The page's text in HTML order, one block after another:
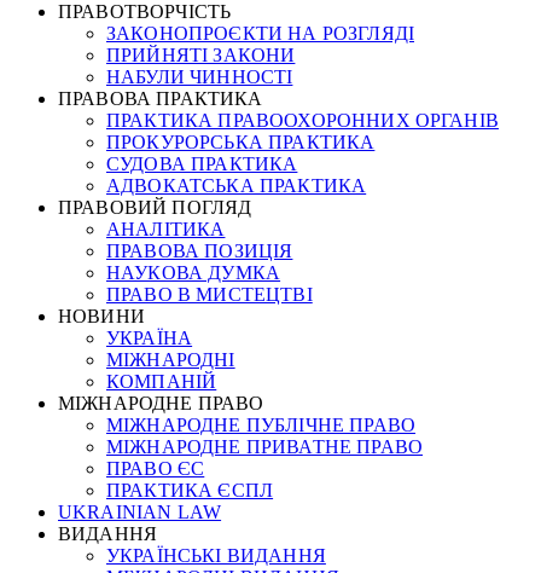
ПРАВОТВОРЧІСТЬ
ЗАКОНОПРОЄКТИ НА РОЗГЛЯДІ
ПРИЙНЯТІ ЗАКОНИ
НАБУЛИ ЧИННОСТІ
ПРАВОВА ПРАКТИКА
ПРАКТИКА ПРАВООХОРОННИХ ОРГАНІВ
ПРОКУРОРСЬКА ПРАКТИКА
СУДОВА ПРАКТИКА
АДВОКАТСЬКА ПРАКТИКА
ПРАВОВИЙ ПОГЛЯД
АНАЛІТИКА
ПРАВОВА ПОЗИЦІЯ
НАУКОВА ДУМКА
ПРАВО В МИСТЕЦТВІ
НОВИНИ
УКРАЇНА
МІЖНАРОДНІ
КОМПАНІЙ
МІЖНАРОДНЕ ПРАВО
МІЖНАРОДНЕ ПУБЛІЧНЕ ПРАВО
МІЖНАРОДНЕ ПРИВАТНЕ ПРАВО
ПРАВО ЄС
ПРАКТИКА ЄСПЛ
UKRAINIAN LAW
ВИДАННЯ
УКРАЇНСЬКІ ВИДАННЯ